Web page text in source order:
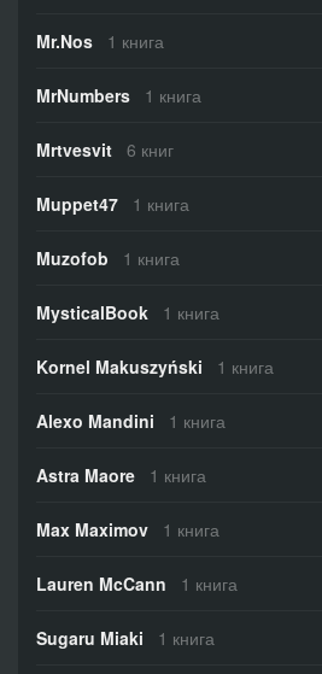
Mr.Nos 1 книга
MrNumbers 1 книга
Mrtvesvit 6 книг
Muppet47 1 книга
Muzofob 1 книга
MysticalBook 1 книга
Kornel Makuszyński 1 книга
Alexo Mandini 1 книга
Astra Maore 1 книга
Max Maximov 1 книга
Lauren McCann 1 книга
Sugaru Miaki 1 книга